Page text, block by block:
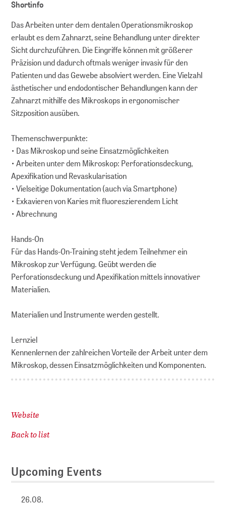
Shortinfo
Das Arbeiten unter dem dentalen Operationsmikroskop
erlaubt es dem Zahnarzt, seine Behandlung unter direkter
Sicht durchzuführen. Die Eingriffe können mit größerer
Präzision und dadurch oftmals weniger invasiv für den
Patienten und das Gewebe absolviert werden. Eine Vielzahl
ästhetischer und endodontischer Behandlungen kann der
Zahnarzt mithilfe des Mikroskops in ergonomischer
Sitzposition ausüben.
Themenschwerpunkte:
• Das Mikroskop und seine Einsatzmöglichkeiten
• Arbeiten unter dem Mikroskop: Perforationsdeckung,
Apexifikation und Revaskularisation
• Vielseitige Dokumentation (auch via Smartphone)
• Exkavieren von Karies mit fluoreszierendem Licht
• Abrechnung
Hands-On
Für das Hands-On-Training steht jedem Teilnehmer ein
Mikroskop zur Verfügung. Geübt werden die
Perforationsdeckung und Apexifikation mittels innovativer
Materialien.
Materialien und Instrumente werden gestellt.
Lernziel
Kennenlernen der zahlreichen Vorteile der Arbeit unter dem
Mikroskop, dessen Einsatzmöglichkeiten und Komponenten.
Website
Back to list
Upcoming Events
26.08.